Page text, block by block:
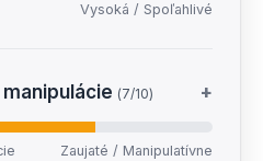
Vysoká / Spoľahlivé
(7/10) +
Zaujaté / Manipulatívne